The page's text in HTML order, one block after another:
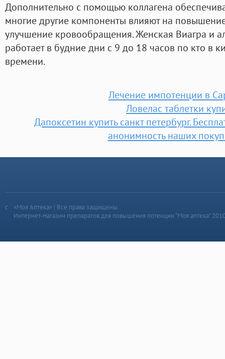
Дополнительно с помощью коллагена
многие другие компоненты влияют на
улучшение кровообращения. Женская Виагра и
работает в будние дни с 9 до 18 часов по кто в
времени.
Лечение импотенции в
Ловелас таблетки
Дапоксетин купить санкт петербург.
анонимность наших
«Моя Аптека» | Все права защищены
Интернет-магазин препаратов для повышения потенции “Моя аптека”